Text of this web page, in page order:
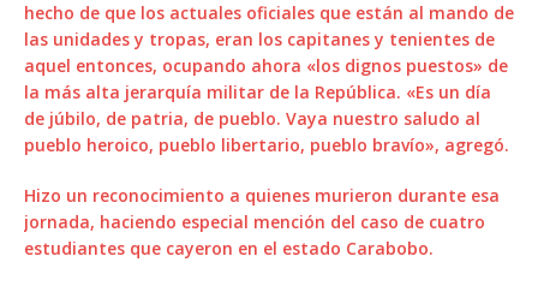
hecho de que los actuales oficiales que están al mando de
las unidades y tropas, eran los capitanes y tenientes de
aquel entonces, ocupando ahora «los dignos puestos» de
la más alta jerarquía militar de la República. «Es un día
de júbilo, de patria, de pueblo. Vaya nuestro saludo al
pueblo heroico, pueblo libertario, pueblo bravío», agregó.
Hizo un reconocimiento a quienes murieron durante esa
jornada, haciendo especial mención del caso de cuatro
estudiantes que cayeron en el estado Carabobo.